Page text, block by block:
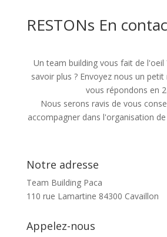
RESTONs En
Un team building vous fait de l'oeil
savoir plus ? Envoyez nous un
vous répondons en
Nous serons ravis de vous
accompagner dans l'organisation
Notre adresse
Team Building Paca
110 rue Lamartine 84300 Cavaillon
Appelez-nous